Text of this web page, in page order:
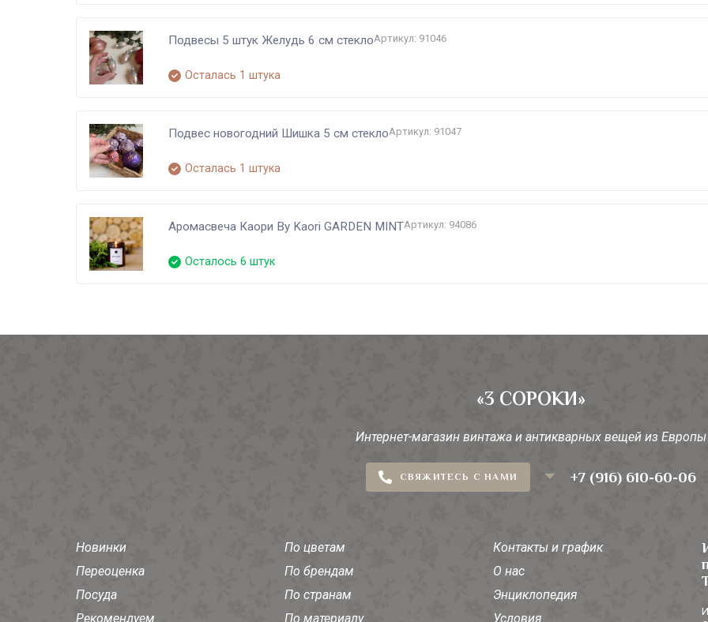
Подвесы 5 штук Желудь 6 см стеклоАртикул: 91046
Осталась 1 штука
Подвес новогодний Шишка 5 см стеклоАртикул: 91047
Осталась 1 штука
Аромасвеча Каори By Kaori GARDEN MINTАртикул: 94086
Осталось 6 штук
«3 СОРОКИ»
Интернет-магазин винтажа и антикварных вещей из Европы
СВЯЖИТЕСЬ С НАМИ +7 (916) 610-60-06
Новинки
Переоценка
Посуда
Рекомендуем
По цветам
По брендам
По странам
По материалу
Контакты и график
О нас
Энциклопедия
Условия